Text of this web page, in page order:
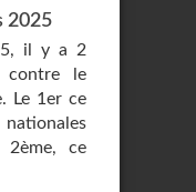
2025
il y a 2
contre le
Le 1er ce
2ème, ce